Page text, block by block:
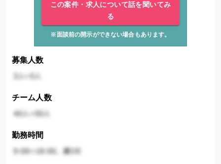
この案件・求人について話を聞いてみ
る
※面談前の開示ができない場合もあります。
募集人数
チーム人数
勤務時間